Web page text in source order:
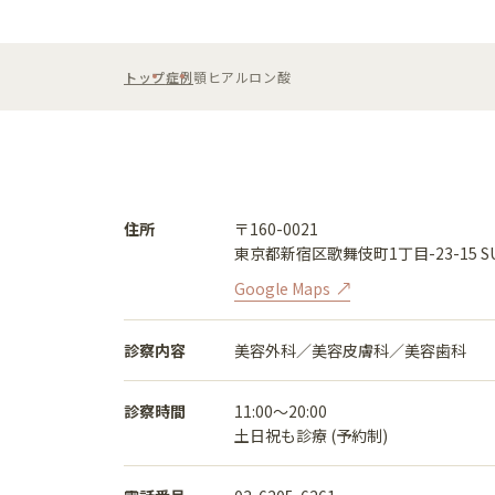
トップ症例顎ヒアルロン酸
住所
〒160-0021
東京都新宿区歌舞伎町1丁目-23-15
Google Maps
診察内容 美容外科／美容皮膚科／美容歯科
診察時間
11:00〜20:00
土日祝も診療 (予約制)